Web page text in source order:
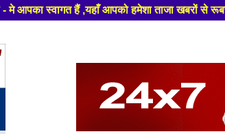
आपको हमेशा ताजा खबरों से रूबरू कराया जाएगा ,